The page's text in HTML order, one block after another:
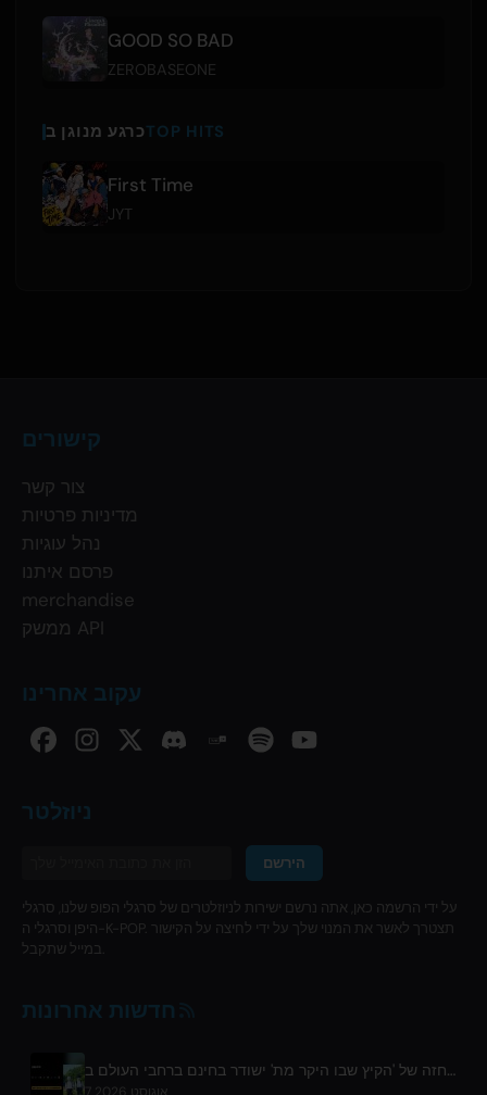
GOOD SO BAD
ZEROBASEONE
כרגע מנוגן בTOP HITS
First Time
JYT
קישורים
צור קשר
מדיניות פרטיות
נהל עוגיות
פרסם איתנו
merchandise
ממשק API
עקוב אחרינו
ניוזלטר
הירשם
על ידי הרשמה כאן, אתה נרשם ישירות לניוזלטרים של סרגלי הפופ שלנו, סרגלי
היפן וסרגלי ה-K-POP. תצטרך לאשר את המנוי שלך על ידי לחיצה על הקישור
במייל שתקבל.
חדשות אחרונות
המחזה של 'הקיץ שבו היקר מת' ישודר בחינם ברחבי העולם ב-ABEMA
7 אוגוסט 2026